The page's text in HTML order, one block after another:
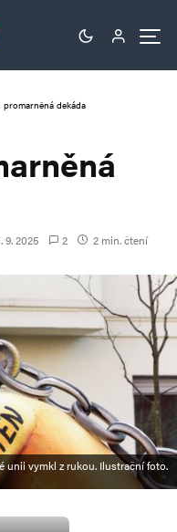
promarněná dekáda
9. 2025 2 2 min. čtení
unii vymkl z rukou. Ilustrační foto.